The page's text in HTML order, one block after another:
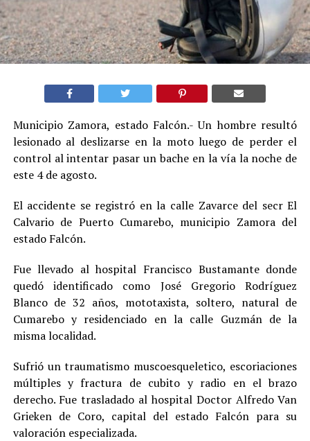
Municipio Zamora, estado Falcón.- Un hombre resultó
lesionado al deslizarse en la moto luego de perder el
control al intentar pasar un bache en la vía la noche de
este 4 de agosto.
El accidente se registró en la calle Zavarce del secr El
Calvario de Puerto Cumarebo, municipio Zamora del
estado Falcón.
Fue llevado al hospital Francisco Bustamante donde
quedó identificado como José Gregorio Rodríguez
Blanco de 32 años, mototaxista, soltero, natural de
Cumarebo y residenciado en la calle Guzmán de la
misma localidad.
Sufrió un traumatismo muscoesqueletico, escoriaciones
múltiples y fractura de cubito y radio en el brazo
derecho. Fue trasladado al hospital Doctor Alfredo Van
Grieken de Coro, capital del estado Falcón para su
valoración especializada.